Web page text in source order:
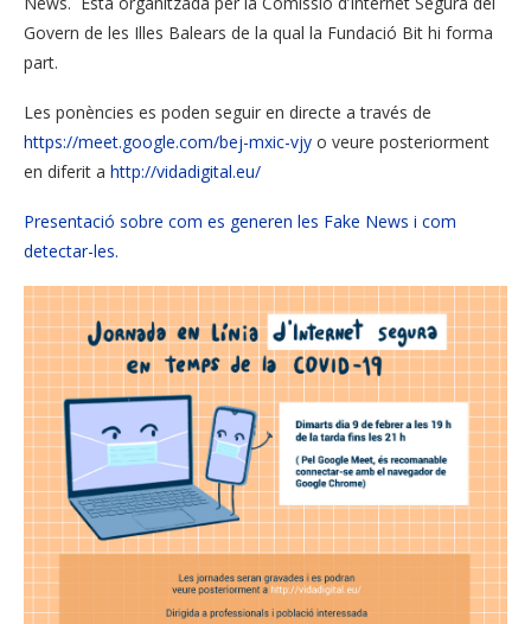
Govern de les Illes Balears de la qual la Fundació Bit hi forma
part.
Les ponències es poden seguir en directe a través de
https://meet.google.com/bej-mxic-vjy o veure posteriorment
en diferit a http://vidadigital.eu/
Presentació sobre com es generen les Fake News i com
detectar-les.